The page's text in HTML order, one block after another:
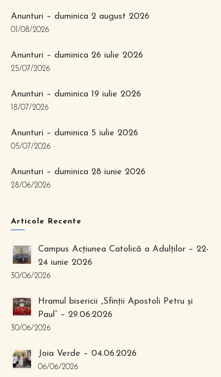
Anunturi – duminica 2 august 2026
01/08/2026
Anunturi – duminica 26 iulie 2026
25/07/2026
Anunturi – duminica 19 iulie 2026
18/07/2026
Anunturi – duminica 5 iulie 2026
05/07/2026
Anunturi – duminica 28 iunie 2026
28/06/2026
Articole Recente
Campus Acțiunea Catolică a Adulților – 22-
24 iunie 2026
30/06/2026
Hramul bisericii „Sfinții Apostoli Petru și
Paul” – 29.06.2026
30/06/2026
Joia Verde – 04.06.2026
06/06/2026